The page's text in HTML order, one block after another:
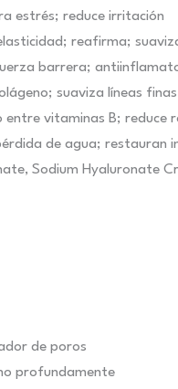
estrés; reduce irritación
reafirma;
barrera;
suaviza líneas finas
vitaminas B; reduce
de agua; restauran
Sodium Hyaluronate
de poros
profundamente